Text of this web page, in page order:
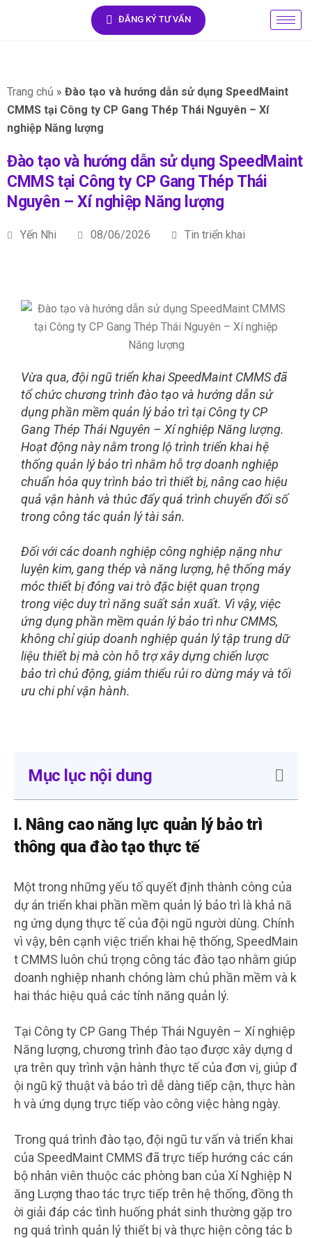
ĐĂNG KÝ TƯ VẤN
Trang chủ » Đào tạo và hướng dẫn sử dụng SpeedMaint
CMMS tại Công ty CP Gang Thép Thái Nguyên – Xí
nghiệp Năng lượng
Đào tạo và hướng dẫn sử dụng SpeedMaint
CMMS tại Công ty CP Gang Thép Thái
Nguyên – Xí nghiệp Năng lượng
Yến Nhi 08/06/2026 Tin triển khai
Vừa qua, đội ngũ triển khai SpeedMaint CMMS đã
tổ chức chương trình đào tạo và hướng dẫn sử
dụng phần mềm quản lý bảo trì tại Công ty CP
Gang Thép Thái Nguyên – Xí nghiệp Năng lượng.
Hoạt động này nằm trong lộ trình triển khai hệ
thống quản lý bảo trì nhằm hỗ trợ doanh nghiệp
chuẩn hóa quy trình bảo trì thiết bị, nâng cao hiệu
quả vận hành và thúc đẩy quá trình chuyển đổi số
trong công tác quản lý tài sản.
Đối với các doanh nghiệp công nghiệp nặng như
luyện kim, gang thép và năng lượng, hệ thống máy
móc thiết bị đóng vai trò đặc biệt quan trọng
trong việc duy trì năng suất sản xuất. Vì vậy, việc
ứng dụng phần mềm quản lý bảo trì như CMMS,
không chỉ giúp doanh nghiệp quản lý tập trung dữ
liệu thiết bị mà còn hỗ trợ xây dựng chiến lược
bảo trì chủ động, giảm thiểu rủi ro dừng máy và tối
ưu chi phí vận hành.
Mục lục nội dung
I. Nâng cao năng lực quản lý bảo trì
thông qua đào tạo thực tế
Một trong những yếu tố quyết định thành công của
dự án triển khai phần mềm quản lý bảo trì là khả nă
ng ứng dụng thực tế của đội ngũ người dùng. Chính
vì vậy, bên cạnh việc triển khai hệ thống, SpeedMain
t CMMS luôn chú trọng công tác đào tạo nhằm giúp
doanh nghiệp nhanh chóng làm chủ phần mềm và k
hai thác hiệu quả các tính năng quản lý.
Tại Công ty CP Gang Thép Thái Nguyên – Xí nghiệp
Năng lượng, chương trình đào tạo được xây dựng d
ựa trên quy trình vận hành thực tế của đơn vị, giúp đ
ội ngũ kỹ thuật và bảo trì dễ dàng tiếp cận, thực hàn
h và ứng dụng trực tiếp vào công việc hàng ngày.
Trong quá trình đào tạo, đội ngũ tư vấn và triển khai
của SpeedMaint CMMS đã trực tiếp hướng các cán
bộ nhân viên thuộc các phòng ban của Xí Nghiệp N
ăng Lượng thao tác trực tiếp trên hệ thống, đồng th
ời giải đáp các tình huống phát sinh thường gặp tro
ng quá trình quản lý thiết bị và thực hiện công tác b